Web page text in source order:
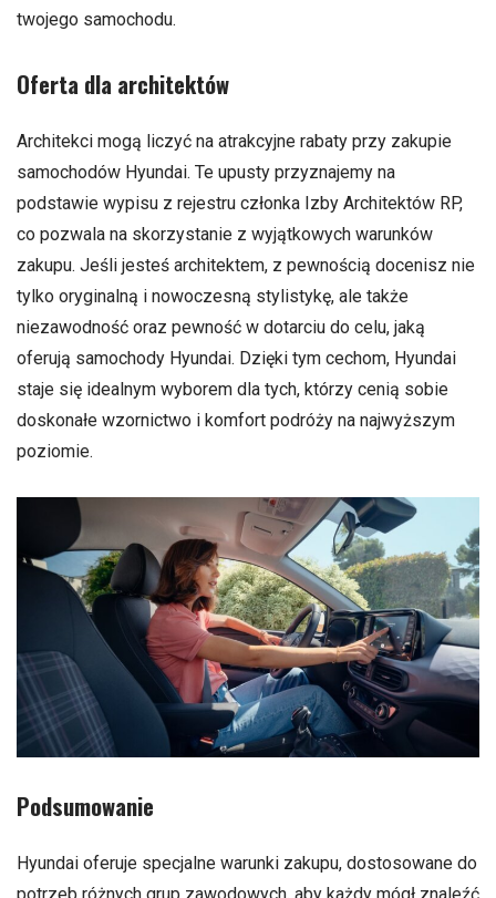
twojego samochodu.
Oferta dla architektów
Architekci mogą liczyć na atrakcyjne rabaty przy zakupie
samochodów Hyundai. Te upusty przyznajemy na
podstawie wypisu z rejestru członka Izby Architektów RP,
co pozwala na skorzystanie z wyjątkowych warunków
zakupu. Jeśli jesteś architektem, z pewnością docenisz nie
tylko oryginalną i nowoczesną stylistykę, ale także
niezawodność oraz pewność w dotarciu do celu, jaką
oferują samochody Hyundai. Dzięki tym cechom, Hyundai
staje się idealnym wyborem dla tych, którzy cenią sobie
doskonałe wzornictwo i komfort podróży na najwyższym
poziomie.
Podsumowanie
Hyundai oferuje specjalne warunki zakupu, dostosowane do